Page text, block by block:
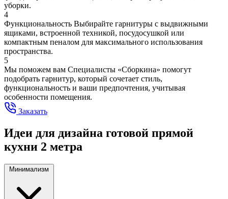
уборки.
4
Функциональность Выбирайте гарнитуры с выдвижными
ящиками, встроенной техникой, посудосушкой или
компактным пеналом для максимального использования
пространства.
5
Мы поможем вам Специалисты «Сборкина» помогут
подобрать гарнитур, который сочетает стиль,
функциональность и ваши предпочтения, учитывая
особенности помещения.
Заказать
Идеи для дизайна готовой прямой
кухни 2 метра
Минимализм